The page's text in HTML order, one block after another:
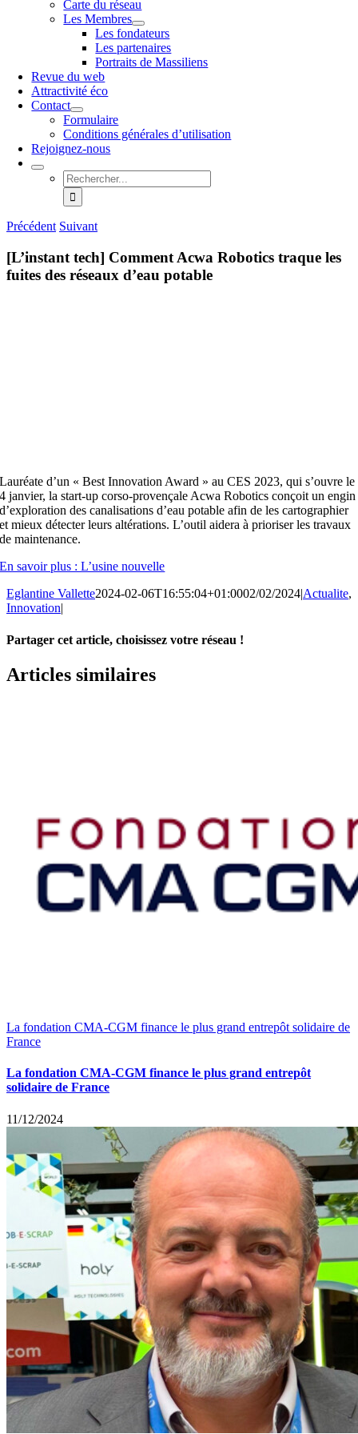
Carte du réseau
Les Membres
Les fondateurs
Les partenaires
Portraits de Massiliens
Revue du web
Attractivité éco
Contact
Formulaire
Conditions générales d’utilisation
Rejoignez-nous
Rechercher:
Précédent Suivant
[L’instant tech] Comment Acwa Robotics traque les
fuites des réseaux d’eau potable
Lauréate d’un « Best Innovation Award » au CES 2023, qui s’ouvre le
4 janvier, la start-up corso-provençale Acwa Robotics conçoit un engin
d’exploration des canalisations d’eau potable afin de les cartographier
et mieux détecter leurs altérations. L’outil aidera à prioriser les travaux
de maintenance.
En savoir plus : L’usine nouvelle
Eglantine Vallette2024-02-06T16:55:04+01:0002/02/2024|Actualite,
Innovation|
Partager cet article, choisissez votre réseau !
Facebook
X
LinkedIn
Email
Articles similaires
La fondation CMA-CGM finance le plus grand entrepôt solidaire de
France
La fondation CMA-CGM finance le plus grand entrepôt
solidaire de France
11/12/2024